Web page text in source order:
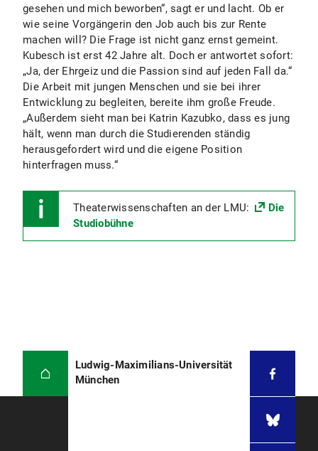
gesehen und mich beworben“, sagt er und lacht. Ob er
wie seine Vorgängerin den Job auch bis zur Rente
machen will? Die Frage ist nicht ganz ernst gemeint.
Kubesch ist erst 42 Jahre alt. Doch er antwortet sofort:
„Ja, der Ehrgeiz und die Passion sind auf jeden Fall da.“
Die Arbeit mit jungen Menschen und sie bei ihrer
Entwicklung zu begleiten, bereite ihm große Freude.
„Außerdem sieht man bei Katrin Kazubko, dass es jung
hält, wenn man durch die Studierenden ständig
herausgefordert wird und die eigene Position
hinterfragen muss.“
Theaterwissenschaften an der LMU:
Die
Studiobühne
Ludwig-Maximilians-Universität
München